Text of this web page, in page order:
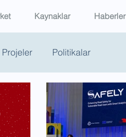
Kaynaklar Haberler
Projeler Politikalar